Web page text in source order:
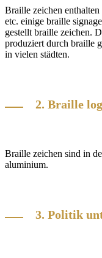
Braille zeichen
etc. einige braille
gestellt braille zeichen.
produziert durch braille
in vielen städten.
2. Braille
Braille zeichen sind in
aluminium.
3. Politik